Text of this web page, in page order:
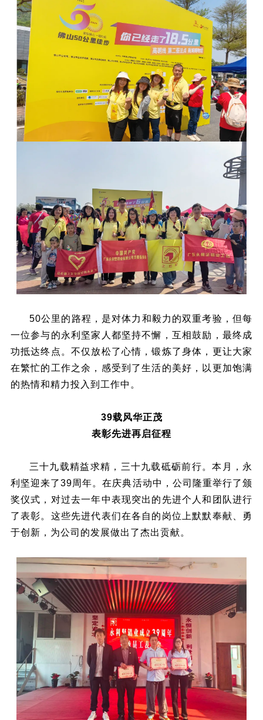
50公里的路程，是对体力和毅力的双重考验，但每
一位参与的永利坚家人都坚持不懈，互相鼓励，最终成
功抵达终点。不仅放松了心情，锻炼了身体，更让大家
在繁忙的工作之余，感受到了生活的美好，以更加饱满
的热情和精力投入到工作中。
39载风华正茂
表彰先进再启征程
三十九载精益求精，三十九载砥砺前行。本月，永
利坚迎来了39周年。在庆典活动中，公司隆重举行了颁
奖仪式，对过去一年中表现突出的先进个人和团队进行
了表彰。这些先进代表们在各自的岗位上默默奉献、勇
于创新，为公司的发展做出了杰出贡献。